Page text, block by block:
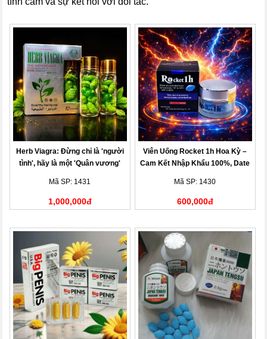
Herb Viagra: Đừng chỉ là 'người
tình', hãy là một 'Quân vương'
Mã SP: 1431
1,000,000đ
Viên Uống Rocket 1h Hoa Kỳ –
Cam Kết Nhập Khẩu 100%, Date
Mã SP: 1430
600,000đ